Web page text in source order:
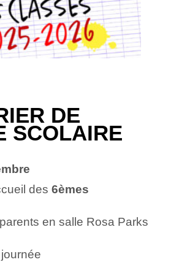
DE
SCOLAIRE
des 6èmes
en salle Rosa Parks